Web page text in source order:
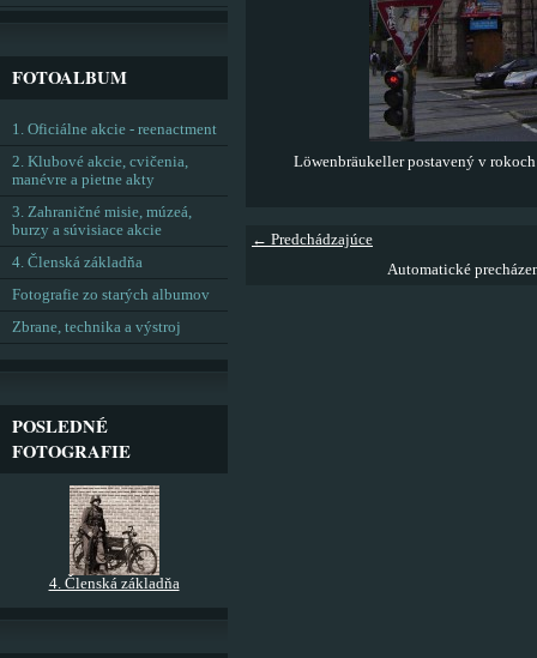
Löwenbräukeller postavený v
← Predchádzajúce
Automatické
FOTOALBUM
1. Oficiálne akcie - reenactment
2. Klubové akcie, cvičenia,
manévre a pietne akty
3. Zahraničné misie, múzeá,
burzy a súvisiace akcie
4. Členská základňa
Fotografie zo starých albumov
Zbrane, technika a výstroj
POSLEDNÉ
FOTOGRAFIE
4. Členská základňa